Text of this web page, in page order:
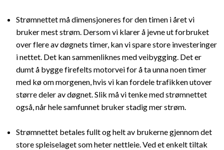
Strømnettet må dimensjoneres for den timen i året vi
bruker mest strøm. Dersom vi klarer å jevne ut forbruket
over flere av døgnets timer, kan vi spare store investeringer
i nettet. Det kan sammenliknes med veibygging. Det er
dumt å bygge firefelts motorvei for å ta unna noen timer
med kø om morgenen, hvis vi kan fordele trafikken utover
større deler av døgnet. Slik må vi tenke med strømnettet
også, når hele samfunnet bruker stadig mer strøm.
Strømnettet betales fullt og helt av brukerne gjennom det
store spleiselaget som heter nettleie. Ved et enkelt tiltak